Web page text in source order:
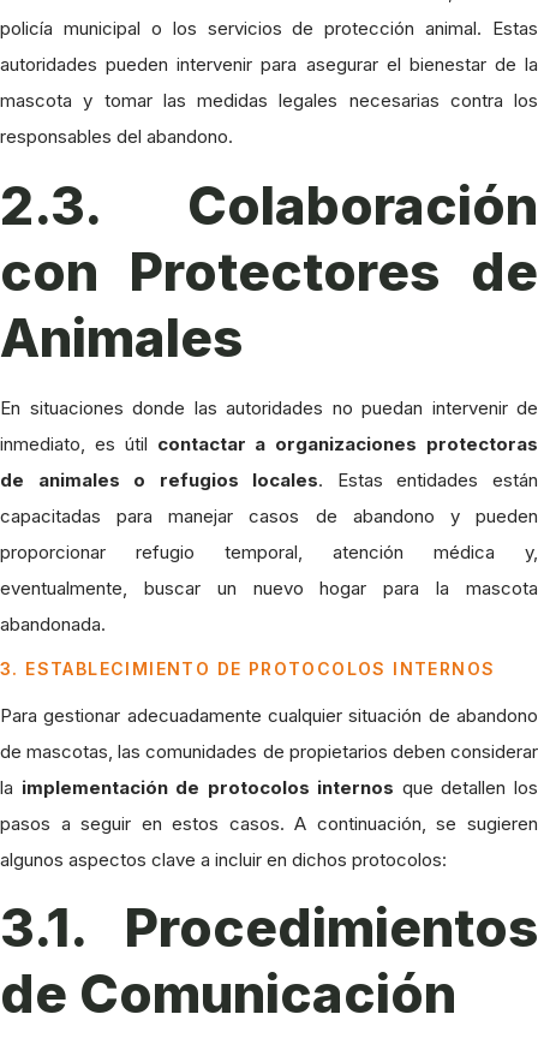
policía municipal o los servicios de protección animal. Estas
autoridades pueden intervenir para asegurar el bienestar de la
mascota y tomar las medidas legales necesarias contra los
responsables del abandono.
2.3. Colaboración
con Protectores de
Animales
En situaciones donde las autoridades no puedan intervenir de
inmediato, es útil contactar a organizaciones protectoras
de animales o refugios locales. Estas entidades están
capacitadas para manejar casos de abandono y pueden
proporcionar refugio temporal, atención médica y,
eventualmente, buscar un nuevo hogar para la mascota
abandonada.
3. ESTABLECIMIENTO DE PROTOCOLOS INTERNOS
Para gestionar adecuadamente cualquier situación de abandono
de mascotas, las comunidades de propietarios deben considerar
la implementación de protocolos internos que detallen los
pasos a seguir en estos casos. A continuación, se sugieren
algunos aspectos clave a incluir en dichos protocolos:
3.1. Procedimientos
de Comunicación